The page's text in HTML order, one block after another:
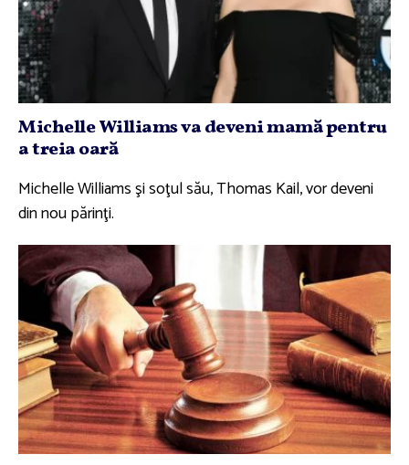
Michelle Williams va deveni mamă pentru
a treia oară
Michelle Williams şi soţul său, Thomas Kail, vor deveni
din nou părinţi.